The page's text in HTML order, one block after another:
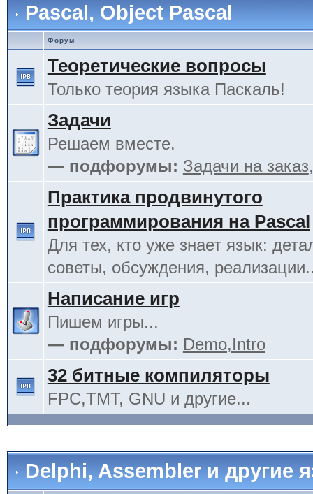
Pascal, Object Pascal
Форум
Теоретические вопросы
Только теория языка Паскаль!
Задачи
Решаем вместе.
— подфорумы: Задачи на заказ
Практика продвинутого
программирования на Pascal
Для тех, кто уже знает язык:
советы, обсуждения,
Написание игр
Пишем игры...
— подфорумы: Demo,Intro
32 битные компиляторы
FPC,TMT, GNU и другие...
Delphi, Assembler и другие